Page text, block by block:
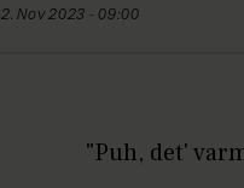
22. Nov 2023 - 09:00
"Puh, det'